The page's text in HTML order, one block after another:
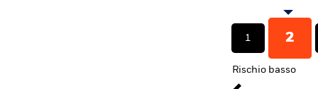
1 2
Rischio basso